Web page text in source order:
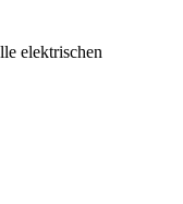
elektrischen